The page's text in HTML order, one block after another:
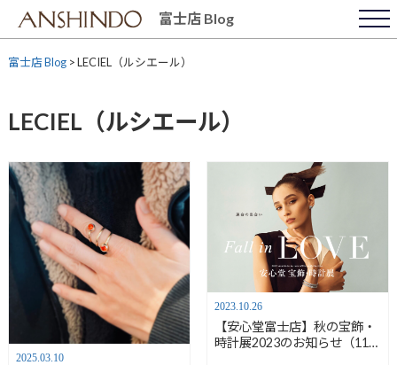
content
富士店 Blog
富士店 Blog>LECIEL（ルシエール）
LECIEL（ルシエール）
2025.03.10
2023.10.26
【安心堂富士店】秋の宝飾・
時計展2023のお知らせ（11月